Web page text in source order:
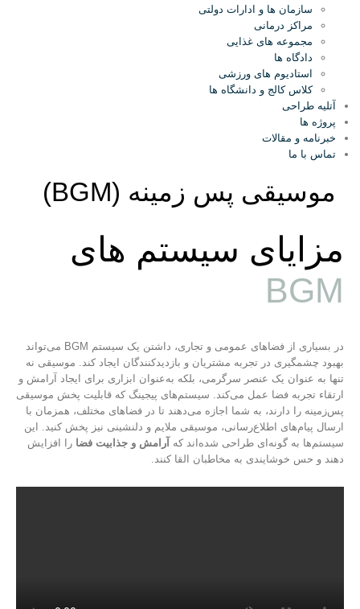
سازمان ها و ادارات دولتی
مراکز درمانی
مجموعه های غذایی
دادگاه ها
استادیوم های ورزشی
کلاس کالج و دانشگاه ها
آتلیه طراحی
پروژه ها
خبرنامه و مقالات
تماس با ما
موسیقی پس زمینه (BGM)
مزایای سیستم های
BGM
در بسیاری از فضاهای عمومی و تجاری، داشتن یک سیستم BGM می‌تواند
بهبود چشمگیری در تجربه مشتریان و بازدیدکنندگان ایجاد کند. موسیقی نه
تنها به عنوان یک عنصر سرگرمی، بلکه به‌عنوان ابزاری برای ایجاد آرامش و
ارتقاء تجربه فضا عمل می‌کند. سیستم‌های پیجینگ که قابلیت پخش موسیقی
پس‌زمینه را دارند، به شما اجازه می‌دهند تا در فضاهای مختلف، همزمان با
ارسال پیام‌های اطلاع‌رسانی، موسیقی ملایم و دلنشینی نیز پخش کنید. این
سیستم‌ها به گونه‌ای طراحی شده‌اند که آرامش و جذابیت فضا را افزایش
دهند و حس خوشایندی به مخاطبان القا کنند.